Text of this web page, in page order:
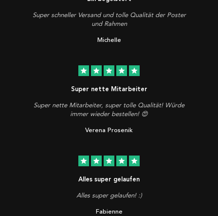
Super schneller Versand und tolle Qualität der Poster
und Rahmen
Michelle
star star star star star
Super nette Mitarbeiter
Super nette Mitarbeiter, super tolle Qualität! Würde
immer wieder bestellen! 😍
Verena Prosenik
star star star star star
Alles super gelaufen
Alles super gelaufen! :)
Fabienne